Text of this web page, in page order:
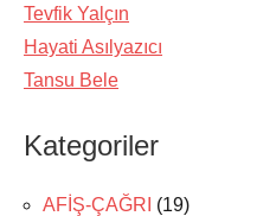
Tevfik Yalçın
Hayati Asılyazıcı
Tansu Bele
Kategoriler
AFİŞ-ÇAĞRI (19)